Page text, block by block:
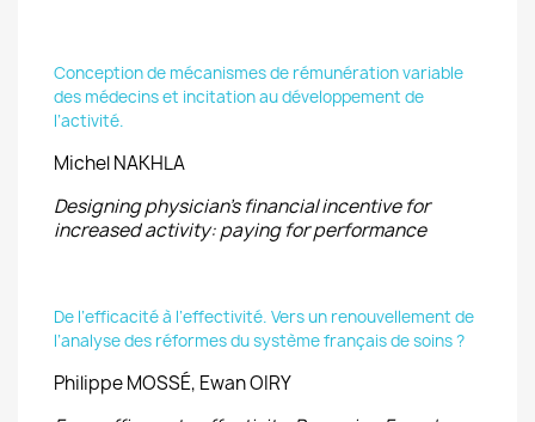
Conception de mécanismes de rémunération variable
des médecins et incitation au développement de
l’activité.
Michel NAKHLA
Designing physician’s financial incentive for
increased activity: paying for performance
De l’efficacité à l’effectivité. Vers un renouvellement de
l’analyse des réformes du système français de soins ?
Philippe MOSSÉ, Ewan OIRY